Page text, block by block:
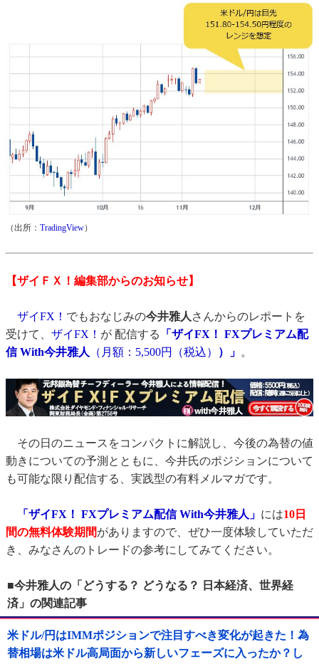
（出所： TradingView）
【ザイＦＸ！編集部からのお知らせ】
ザイFX！ でもおなじみの今井雅人 さんからのレポートを
受けて、 ザイFX！ が 配信する
「ザイFX！ FXプレミアム配
信 With今井雅人
（月額：5,500円（税込） ）」 。
その日のニュースをコンパクトに解説し、今後の為替の値
動きについての予測とともに、今井氏のポジションについて
も可能な限り配信する、実践型の有料メルマガです。
「ザイFX！ FXプレミアム配信 With今井雅人」 には10日
間の無料体験期間がありますので、ぜひ一度体験していただ
き、みなさんのトレードの参考にしてみてください。
■今井雅人の「どうする？ どうなる？ 日本経済、世界経
済」の関連記事
米ドル/円はIMMポジションで注目すべき変化が起きた！為
替相場は米ドル高局面から新しいフェーズに入ったか？し